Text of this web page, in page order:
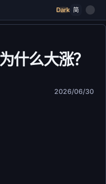
Dark 简
什么大涨？
2026/06/30